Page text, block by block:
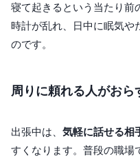
寝て起きるという当たり前
時計が乱れ、日中に眠気や
のです。
周りに頼れる人がおら
出張中は、 気軽に話せる相
すくなります。普段の職場